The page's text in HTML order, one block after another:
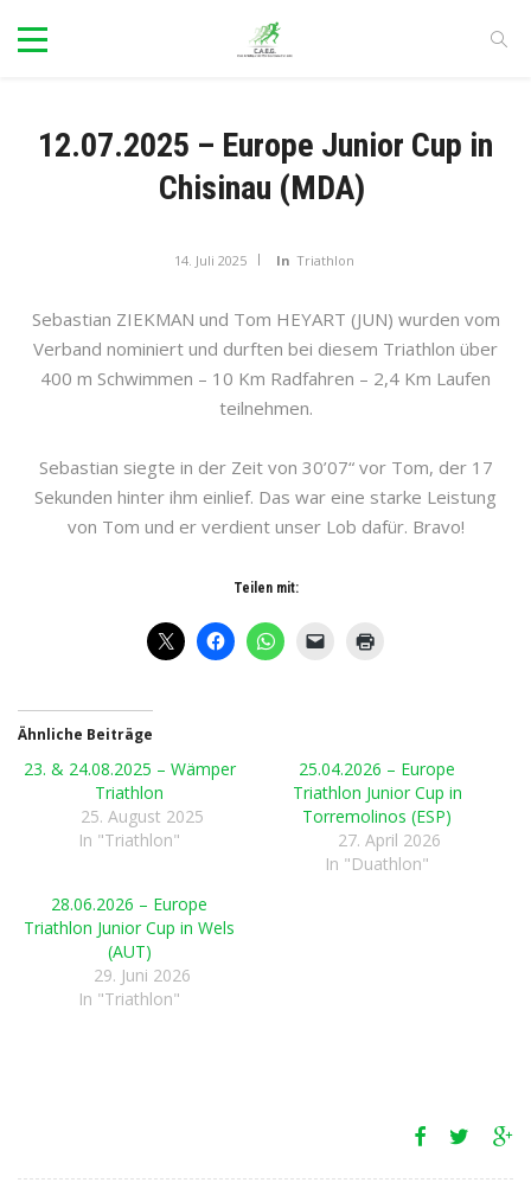
12.07.2025 – Europe Junior Cup in
Chisinau (MDA)
14. Juli 2025 In Triathlon
Sebastian ZIEKMAN und Tom HEYART (JUN) wurden vom
Verband nominiert und durften bei diesem Triathlon über
400 m Schwimmen – 10 Km Radfahren – 2,4 Km Laufen
teilnehmen.
Sebastian siegte in der Zeit von 30’07“ vor Tom, der 17
Sekunden hinter ihm einlief. Das war eine starke Leistung
von Tom und er verdient unser Lob dafür. Bravo!
Teilen mit:
Ähnliche Beiträge
23. & 24.08.2025 – Wämper
Triathlon
25. August 2025
In "Triathlon"
25.04.2026 – Europe
Triathlon Junior Cup in
Torremolinos (ESP)
27. April 2026
In "Duathlon"
28.06.2026 – Europe
Triathlon Junior Cup in Wels
(AUT)
29. Juni 2026
In "Triathlon"